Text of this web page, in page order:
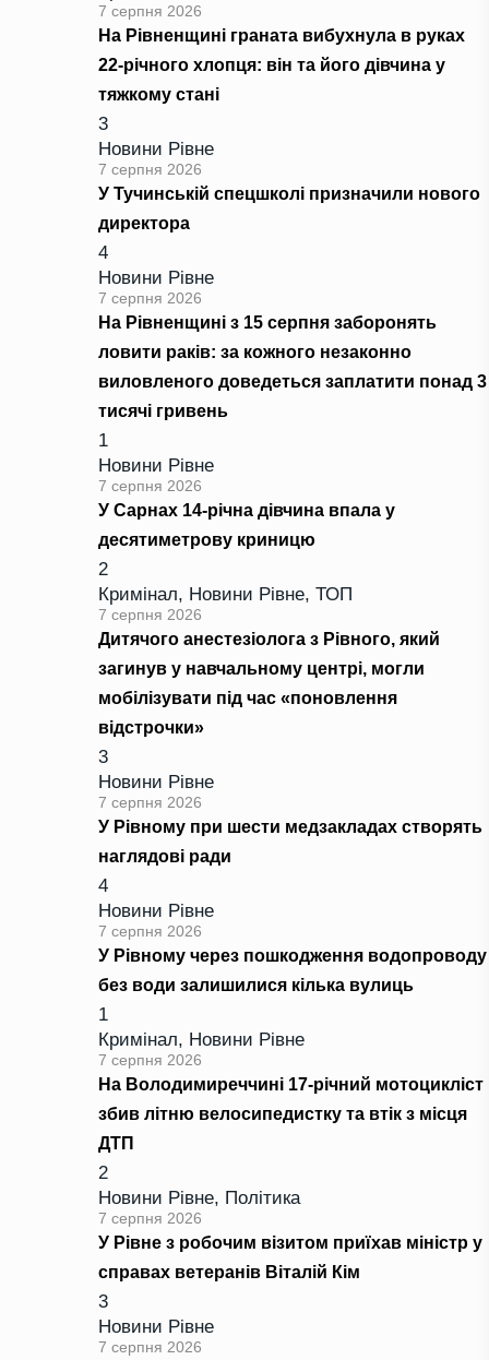
7 серпня 2026
На Рівненщині граната вибухнула в руках
22-річного хлопця: він та його дівчина у
тяжкому стані
3
Новини Рівне
7 серпня 2026
У Тучинській спецшколі призначили нового
директора
4
Новини Рівне
7 серпня 2026
На Рівненщині з 15 серпня заборонять
ловити раків: за кожного незаконно
виловленого доведеться заплатити понад 3
тисячі гривень
1
Новини Рівне
7 серпня 2026
У Сарнах 14-річна дівчина впала у
десятиметрову криницю
2
Кримінал, Новини Рівне, ТОП
7 серпня 2026
Дитячого анестезіолога з Рівного, який
загинув у навчальному центрі, могли
мобілізувати під час «поновлення
відстрочки»
3
Новини Рівне
7 серпня 2026
У Рівному при шести медзакладах створять
наглядові ради
4
Новини Рівне
7 серпня 2026
У Рівному через пошкодження водопроводу
без води залишилися кілька вулиць
1
Кримінал, Новини Рівне
7 серпня 2026
На Володимиреччині 17-річний мотоцикліст
збив літню велосипедистку та втік з місця
ДТП
2
Новини Рівне, Політика
7 серпня 2026
У Рівне з робочим візитом приїхав міністр у
справах ветеранів Віталій Кім
3
Новини Рівне
7 серпня 2026